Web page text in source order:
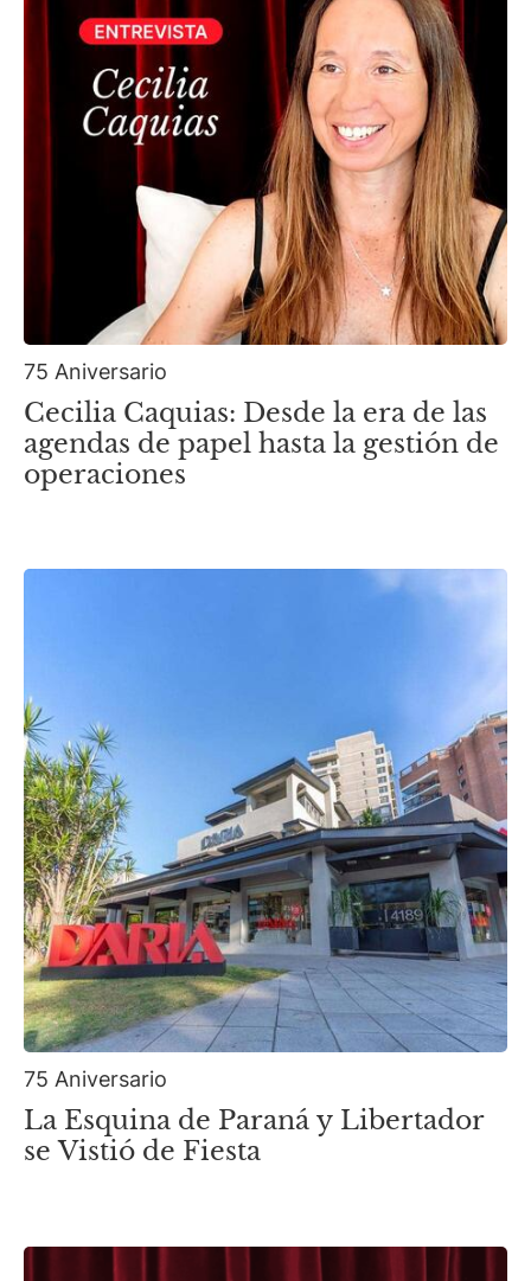
75 Aniversario
Cecilia Caquias: Desde la era de las
agendas de papel hasta la gestión de
operaciones
75 Aniversario
La Esquina de Paraná y Libertador
se Vistió de Fiesta